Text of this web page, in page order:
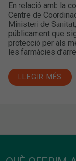
En relació amb la
Centre de
Ministeri de
públicament que
protecció per als
les farmàcies
LLEGIR MÉS